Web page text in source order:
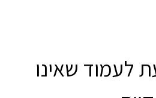
לעמוד שאינו